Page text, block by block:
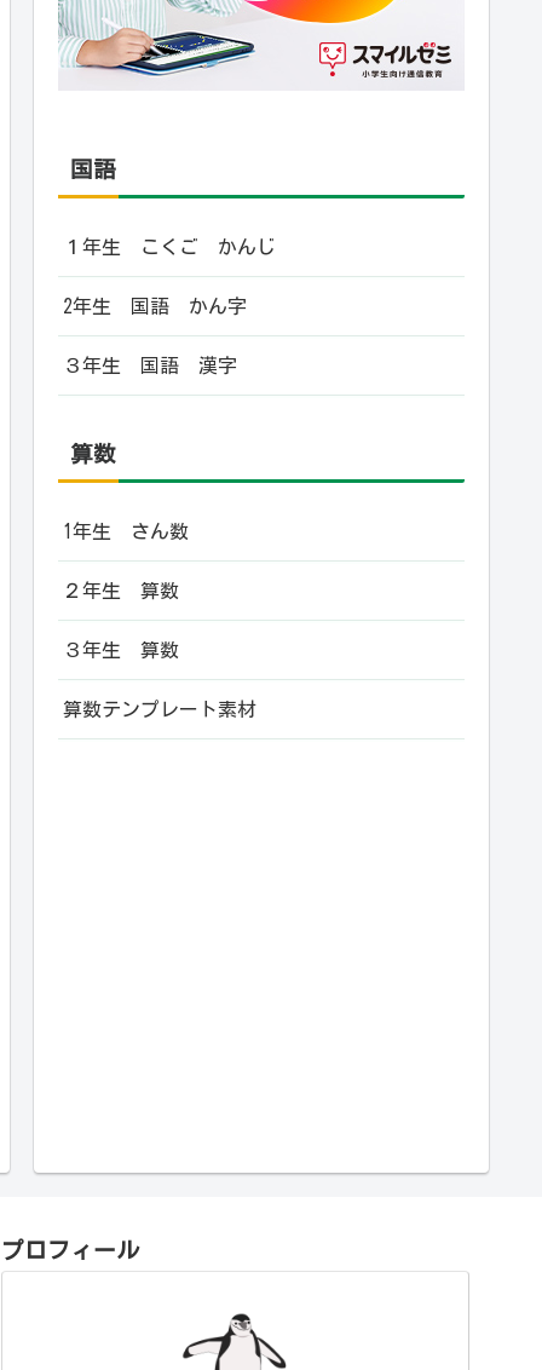
国語
１年生 こくご かんじ
2年生 国語 かん字
３年生 国語 漢字
算数
1年生 さん数
２年生 算数
３年生 算数
算数テンプレート素材
プロフィール